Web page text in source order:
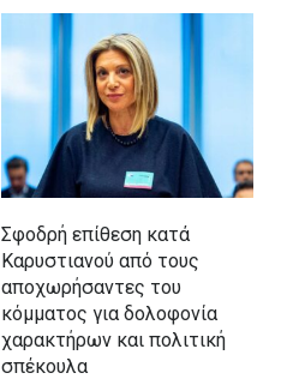
Σφοδρή επίθεση κατά
Καρυστιανού από τους
αποχωρήσαντες του
κόμματος για δολοφονία
χαρακτήρων και πολιτική
σπέκουλα